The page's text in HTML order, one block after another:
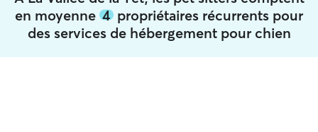
en moyenne 4 propriétaires récurrents pour
des services de hébergement pour chien